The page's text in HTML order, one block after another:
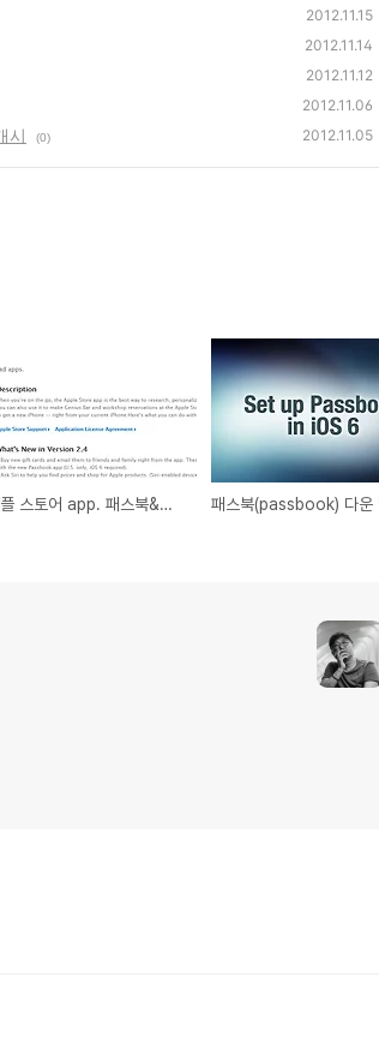
2012.11.15
2012.11.14
2012.11.12
2012.11.06
시 (0) 2012.11.05
애플 스토어 app. 패스북&시리 지원 업그레이드